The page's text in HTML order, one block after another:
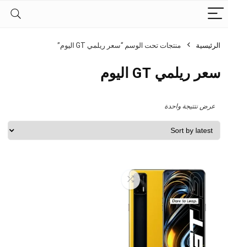
الرئيسية منتجات تحت الوسم “سعر ريلمي GT اليوم”
سعر ريلمي GT اليوم
عرض نتتيجة واحدة